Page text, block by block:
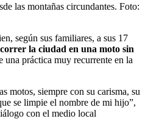
las montañas circundantes. Foto:
según sus familiares, a sus 17
la ciudad en una moto sin
una práctica muy recurrente en la
motos, siempre con su carisma, su
se limpie el nombre de mi hijo”,
con el medio local